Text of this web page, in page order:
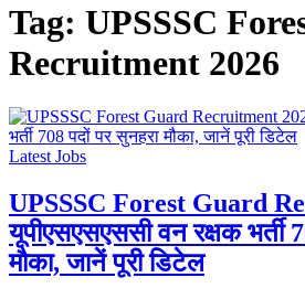
Tag: UPSSSC
Recruitment 2026
Latest Jobs
UPSSSC Forest Guard
यूपीएसएसएससी वन रक्षक भर्ती
मौका, जानें पूरी डिटेल